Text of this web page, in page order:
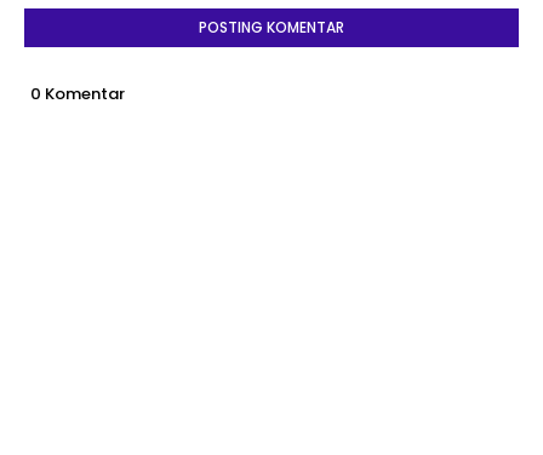
POSTING KOMENTAR
0 Komentar